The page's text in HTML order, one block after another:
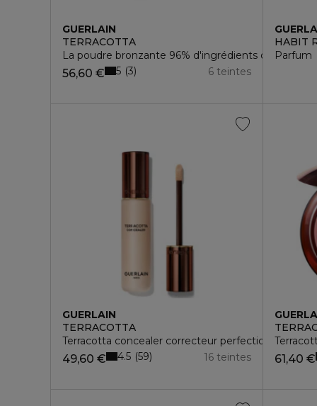
GUERLAIN
TERRACOTTA
La poudre bronzante 96% d'ingrédients d'origine
56,60 € 6 teintes
5 3
HABIT
Parfum
GUERLAIN
TERRACOTTA
Terracotta concealer correcteur perfection
49,60 € 16 teintes
4.5 59 61,40 €